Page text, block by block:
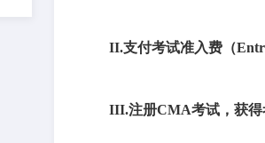
II.支付考试准入费（
III.注册CMA考试，获得